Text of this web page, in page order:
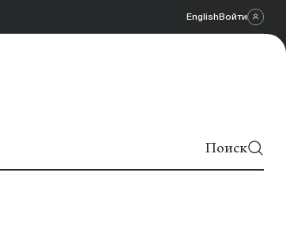
EnglishВойти
Поиск